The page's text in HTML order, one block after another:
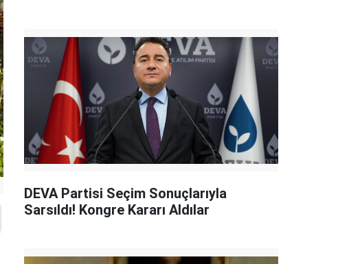
DEVA Partisi Seçim Sonuçlarıyla
Sarsıldı! Kongre Kararı Aldılar